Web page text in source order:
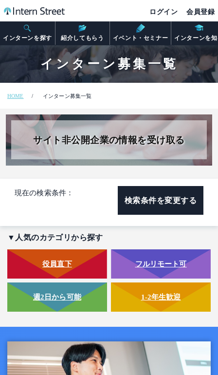
インターンを探す 紹介してもらう イベント・セミナー インターンを
ログイン 会員登録
インターン募集一覧
HOME インターン募集一覧
サイト非公開企業の情報を受け取る
現在の検索条件：
検索条件を変更する
▼人気のカテゴリから探す
役員直下 フルリモート可
週2日から可能 1-2年生歓迎